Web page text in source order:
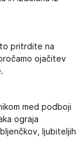
pritrdite na
ojačitev
med podboji
ograja
ljubiteljih